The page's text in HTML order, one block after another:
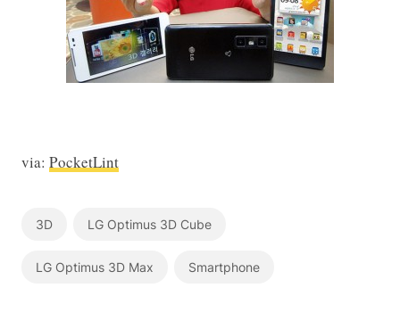
via:PocketLint
3D LG Optimus 3D Cube
LG Optimus 3D Max Smartphone